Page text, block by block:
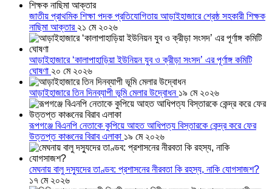
জাতীয় প্রাথমিক শিক্ষা পদক প্রতিযোগিতায় আড়াইহাজারে শ্রেষ্ঠ সহকারী শিক্ষক
নাছিমা আক্তার ২১ মে ২০২৬
আড়াইহাজারে ‘কালাপাহাড়িয়া ইউনিয়ন যুব ও ক্রীড়া সংসদ’ এর পূর্ণাঙ্গ কমিটি
ঘোষণা ২০ মে ২০২৬
আড়াইহাজারে তিন দিনব্যাপী ভূমি মেলার উদ্বোধন ১৯ মে ২০২৬
রূপগঞ্জে বিএনপি নেতাকে কুপিয়ে আহত আধিপত্য বিস্তারকে কেন্দ্র করে ফের
উত্তপ্ত কাঞ্চনের বিরাব এলাকা ১৯ মে ২০২৬
মেঘনায় বালু দস্যুদের তাণ্ডব: প্রশাসনের নীরবতা কি রহস্য, নাকি যোগসাজশ?
১৭ মে ২০২৬